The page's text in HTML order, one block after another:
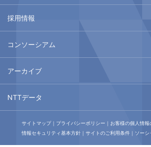
トップメッセージ
ミッション
行動規範
事業概要
パートナーシップ
会社概要
アクセス
採用情報
コンソーシアム
応用脳科学コンソーシアム
エネルギーハーベスティングコンソーシアム
アーカイブ
NTTデータ
サイトマップ プライバシーポリシー
お客様の個人情
情報セキュリティ基本方針
サイトのご利用条件 ソーシ